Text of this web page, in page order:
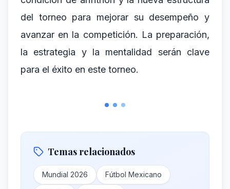
del torneo para mejorar su desempeño y
avanzar en la competición. La preparación,
la estrategia y la mentalidad serán clave
para el éxito en este torneo.
Temas relacionados
Mundial 2026 Fútbol Mexicano